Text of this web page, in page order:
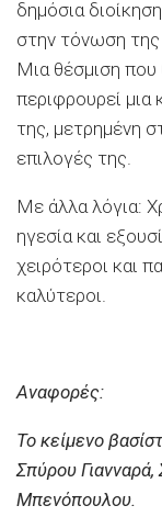
δημόσια
στην τόνωση
Μια θέσμιση που
περιφρουρεί
της, μετρημένη
επιλογές της.
Με άλλα λόγια:
ηγεσία και
χειρότεροι και
καλύτεροι.
Αναφορές:
Το κείμενο
Σπύρου
Μπενόπουλου.